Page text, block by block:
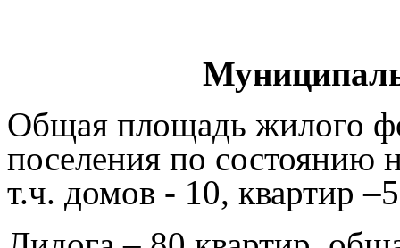
Общая площадь жилого
поселения по состоянию
т.ч. домов - 10, квартир